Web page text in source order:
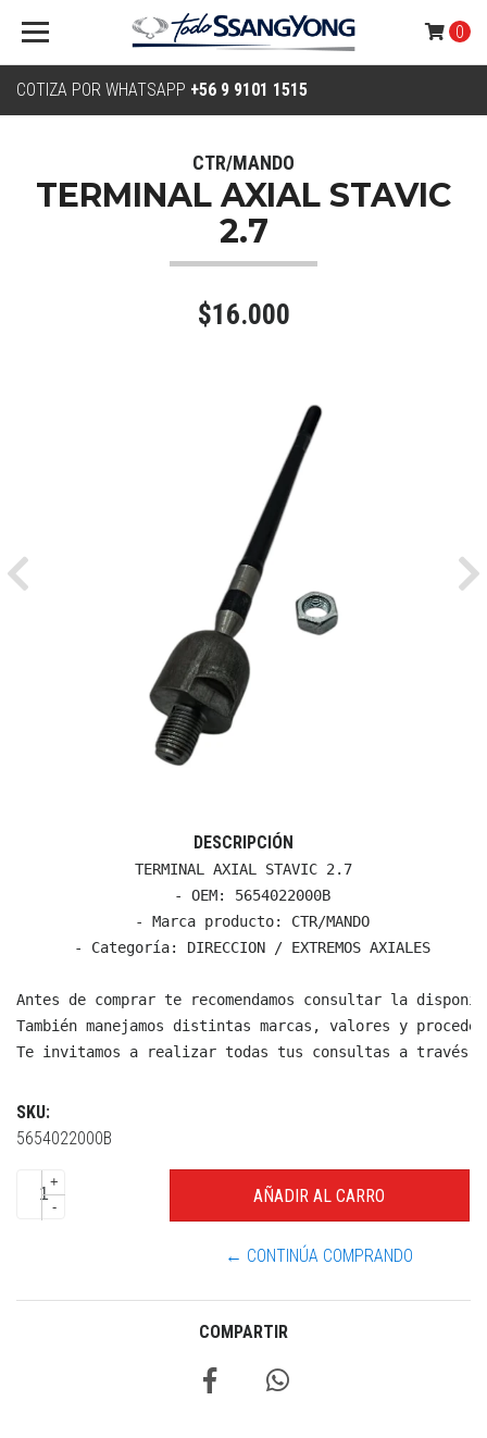
COTIZA POR WHATSAPP +56 9 9101 1515
0
CTR/MANDO
TERMINAL AXIAL STAVIC
2.7
$16.000
Previous
DESCRIPCIÓN
TERMINAL AXIAL STAVIC 2.7
  - OEM: 5654022000B
  - Marca producto: CTR/MANDO
  - Categoría: DIRECCION / EXTREMOS AXIALES
Antes de comprar te recomendamos consultar la
También manejamos distintas marcas, valores y
Te invitamos a realizar todas tus consultas a través
SKU:
5654022000B
+
-
← CONTINÚA COMPRANDO
COMPARTIR